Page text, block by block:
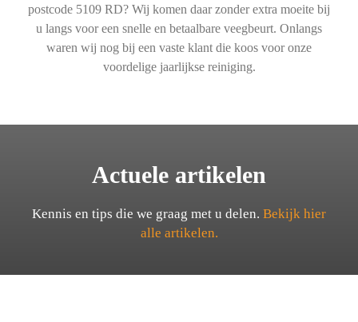
postcode 5109 RD? Wij komen daar zonder extra moeite bij
u langs voor een snelle en betaalbare veegbeurt. Onlangs
waren wij nog bij een vaste klant die koos voor onze
voordelige jaarlijkse reiniging.
Actuele artikelen
Kennis en tips die we graag met u delen. Bekijk hier
alle artikelen.